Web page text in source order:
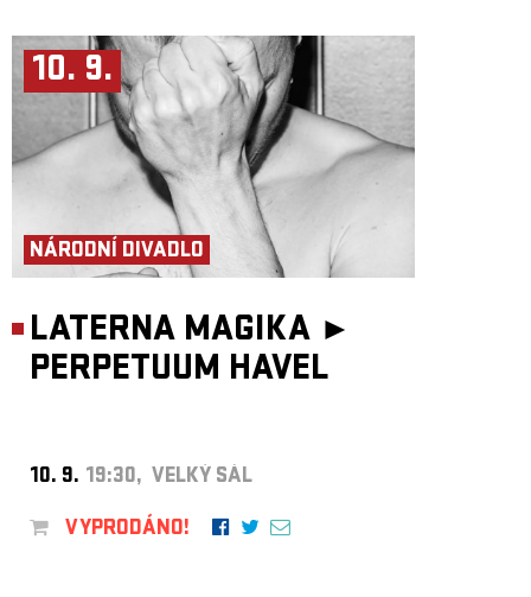
10. 9.
NÁRODNÍ DIVADLO
LATERNA MAGIKA ►
PERPETUUM HAVEL
10. 9. 19:30, VELKÝ SÁL
VYPRODÁNO!